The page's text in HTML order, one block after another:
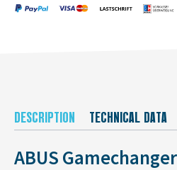
DESCRIPTION TECHNICAL DATA
ABUS